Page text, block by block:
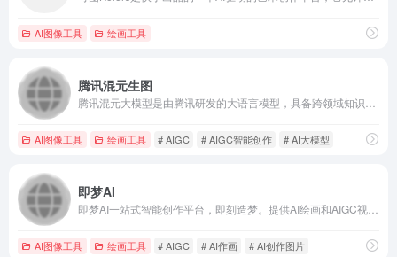
AI图像工具 绘画工具
腾讯混元生图
AI图像工具 绘画工具 # AIGC # AIGC智能创作 # AI大模型
即梦AI
AI图像工具 绘画工具 # AIGC # AI作画 # AI创作图片